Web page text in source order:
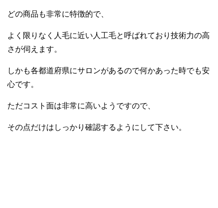
どの商品も非常に特徴的で、
よく限りなく人毛に近い人工毛と呼ばれており技術力の高
さが伺えます。
しかも各都道府県にサロンがあるので何かあった時でも安
心です。
ただコスト面は非常に高いようですので、
その点だけはしっかり確認するようにして下さい。